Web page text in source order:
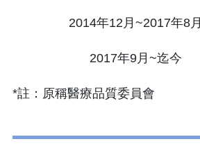
2014年12月~2017年8月
2017年9月~迄今
*註：原稱醫療品質委員會